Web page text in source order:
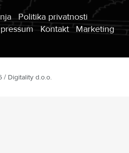
Politika privatnosti
Kontakt Marketing
/ Digitality d.o.o.